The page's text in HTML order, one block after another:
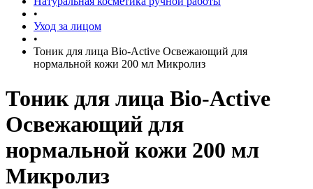
•
Уход за лицом
•
Тоник для лица Bio-Active Освежающий для
нормальной кожи 200 мл Микролиз
Тоник для лица Bio-Active
Освежающий для
нормальной кожи 200 мл
Микролиз